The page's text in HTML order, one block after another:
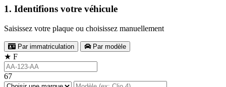
1. Identifions votre véhicule
Saisissez votre plaque ou choisissez manuellement
Par immatriculation Par modèle
★ F
67